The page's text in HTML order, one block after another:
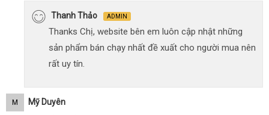
Thanh Thảo ADMIN
Thanks Chị, website bên em luôn cập nhật những
sản phẩm bán chạy nhất đề xuất cho người mua nên
rất uy tín.
M Mỹ Duyên